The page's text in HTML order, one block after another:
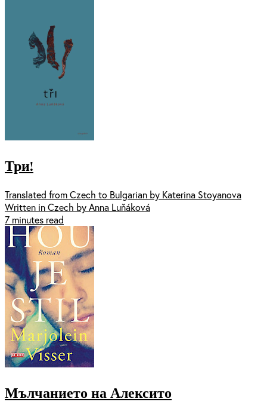
Три!
Translated from Czech to Bulgarian by Katerina Stoyanova
Written in Czech by Anna Luňáková
7 minutes read
Мълчанието на Алексито